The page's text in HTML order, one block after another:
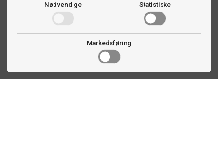
Nødvendige Statistiske
Markedsføring